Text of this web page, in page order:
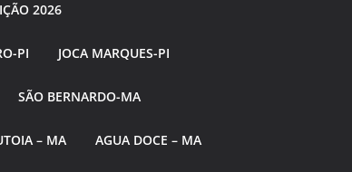
2026
PI JOCA MARQUES-PI
SÃO BERNARDO-MA
– MA AGUA DOCE – MA